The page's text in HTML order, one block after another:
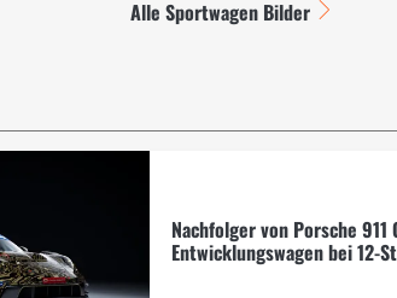
Alle Sportwagen Bilder
Nachfolger von Porsche 911
Entwicklungswagen bei 12-